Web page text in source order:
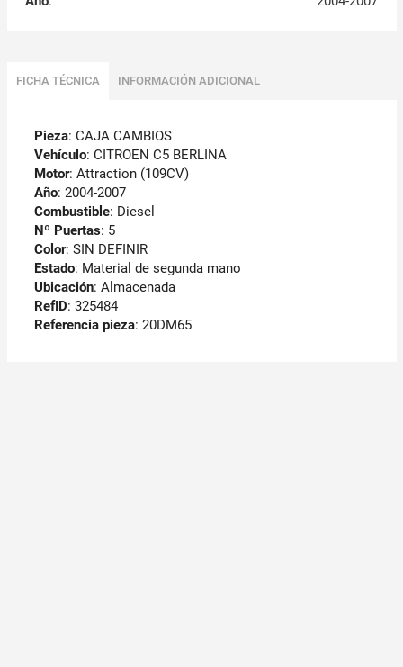
FICHA TÉCNICA INFORMACIÓN ADICIONAL
Pieza: CAJA CAMBIOS
Vehículo: CITROEN C5 BERLINA
Motor: Attraction (109CV)
Año: 2004-2007
Combustible: Diesel
Nº Puertas: 5
Color: SIN DEFINIR
Estado: Material de segunda mano
Ubicación: Almacenada
RefID: 325484
Referencia pieza: 20DM65